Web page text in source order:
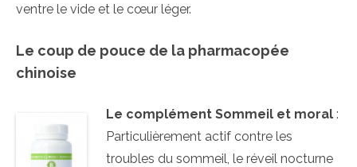
ventre le vide et le cœur léger.
Le coup de pouce de la pharmacopée
chinoise
Le complément Sommeil et moral :
Particulièrement actif contre les
troubles du sommeil, le réveil nocturne